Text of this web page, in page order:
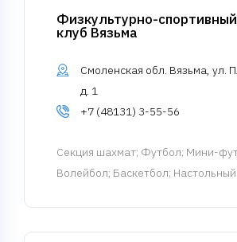
Физкультурно-спортивный
клуб Вязьма
Смоленская обл. Вязьма, ул.
д. 1
+7 (48131) 3-55-56
Cекция шахмат; Футбол; Мини-
Волейбол; Баскетбол; Настольный